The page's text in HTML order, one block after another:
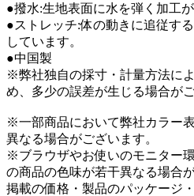
●撥水:生地表面に水を弾く加工
●ストレッチ:体の動きに追従す
しています。
●中国製
※弊社独自の採寸・計量方法に
め、多少の誤差が生じる場合がご
※一部商品において弊社カラー
異なる場合がございます。
※ブラウザやお使いのモニター
の商品の色味が若干異なる場合が
掲載の価格・製品のパッケージ